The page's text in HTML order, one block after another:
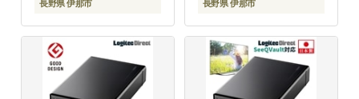
長野県 伊那市 長野県 伊那市